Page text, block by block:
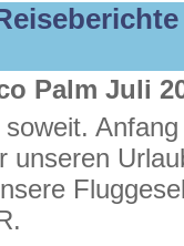
Palm Juli
unseren